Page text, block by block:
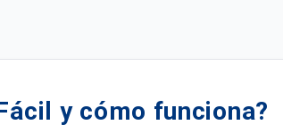
y cómo funciona?